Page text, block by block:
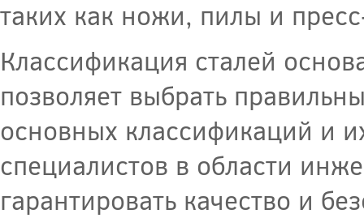
таких как ножи, пилы и
Классификация сталей
позволяет выбрать
основных классификаций и
специалистов в области
гарантировать качество и